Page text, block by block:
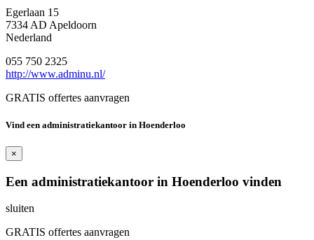
Egerlaan 15
7334 AD Apeldoorn
Nederland
055 750 2325
http://www.adminu.nl/
GRATIS offertes aanvragen
Vind een administratiekantoor in Hoenderloo
×
Een administratiekantoor in Hoenderloo vinden
sluiten
GRATIS offertes aanvragen